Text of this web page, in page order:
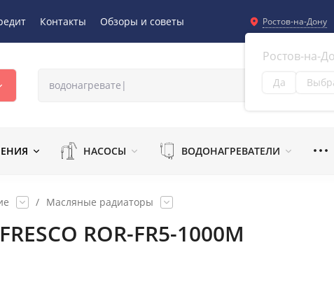
Контакты Обзоры и советы Ростов-на-Дону
Ростов-на-
Да
НАСОСЫ ВОДОНАГРЕВАТЕЛИ
/ Масляные радиаторы
ROR-FR5-1000M